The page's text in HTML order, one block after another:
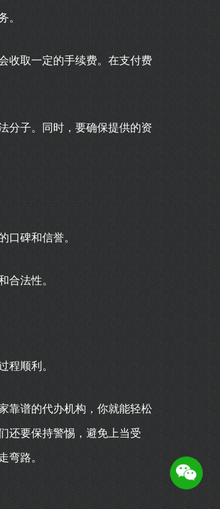
。
收取一定的手续费。在支付费
分子。同时，要确保提供的资
口碑和信誉。
合法性。
程顺利。
靠谱的代办机构，你就能轻松
还要保持警惕，避免上当受
弯路。